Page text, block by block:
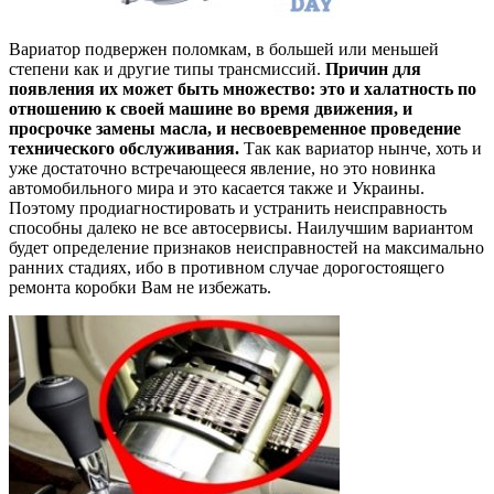
Вариатор подвержен поломкам, в большей или меньшей
степени как и другие типы трансмиссий. Причин для
появления их может быть множество: это и халатность по
отношению к своей машине во время движения, и
просрочке замены масла, и несвоевременное проведение
технического обслуживания. Так как вариатор нынче, хоть и
уже достаточно встречающееся явление, но это новинка
автомобильного мира и это касается также и Украины.
Поэтому продиагностировать и устранить неисправность
способны далеко не все автосервисы. Наилучшим вариантом
будет определение признаков неисправностей на максимально
ранних стадиях, ибо в противном случае дорогостоящего
ремонта коробки Вам не избежать.